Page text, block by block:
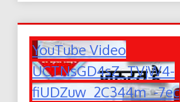
YouTube Video
UCTNsGD4sZ_TVjW4-
fiUDZuw_2C344m_-7ec